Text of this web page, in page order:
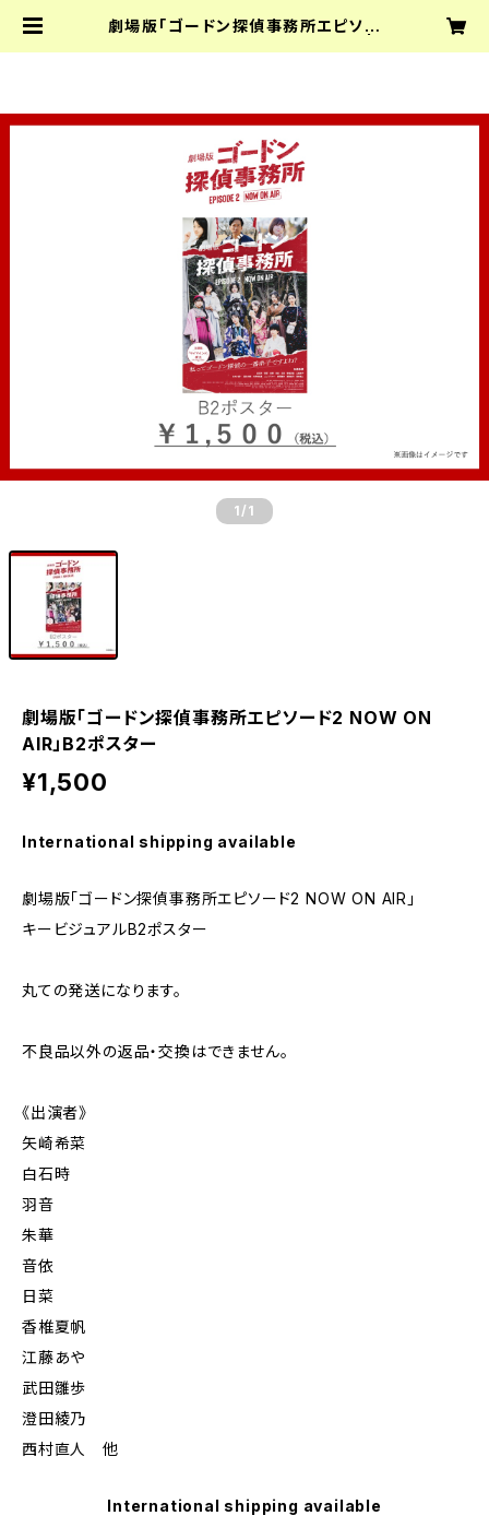
劇場版「ゴードン探偵事務所エピソー
1 /1
劇場版「ゴードン探偵事務所エピソード2 NOW ON
AIR」B2ポスター
¥1,500
International shipping available
劇場版「ゴードン探偵事務所エピソード2 NOW ON AIR」
キービジュアルB2ポスター
丸ての発送になります。
不良品以外の返品・交換はできません。
《出演者》
矢崎希菜
白石時
羽音
朱華
音依
日菜
香椎夏帆
江藤あや
武田雛歩
澄田綾乃
西村直人 他
International shipping available